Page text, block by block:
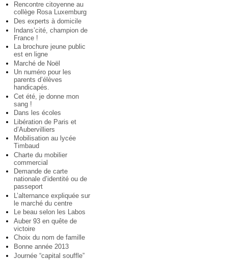
Rencontre citoyenne au
collège Rosa Luxemburg
Des experts à domicile
Indans’cité, champion de
France !
La brochure jeune public
est en ligne
Marché de Noël
Un numéro pour les
parents d’élèves
handicapés.
Cet été, je donne mon
sang !
Dans les écoles
Libération de Paris et
d’Aubervilliers
Mobilisation au lycée
Timbaud
Charte du mobilier
commercial
Demande de carte
nationale d’identité ou de
passeport
L’alternance expliquée sur
le marché du centre
Le beau selon les Labos
Auber 93 en quête de
victoire
Choix du nom de famille
Bonne année 2013
Journée “capital souffle”